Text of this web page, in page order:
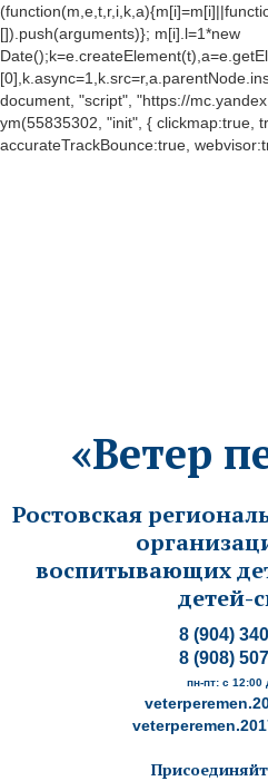
[]).push(arguments)}; m[i].l=1*new
document, "script", "https://
ym(55835302, "init", { clickmap:true,
accurateTrackBounce:true,
«Ветер
Ростовская
воспитывающих
детей-
8 (904)
8 (908)
пн-пт: с 12:00